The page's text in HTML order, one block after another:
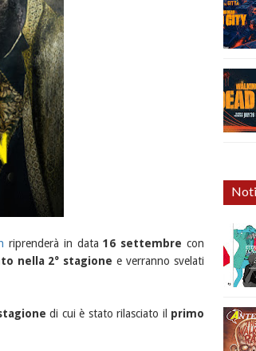
riprenderà in data16 settembrecon
nella 2° stagione e verranno svelati
di cui è stato rilasciato il primo